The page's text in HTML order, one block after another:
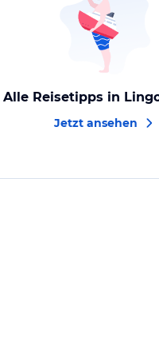
Alle Reisetipps in
Jetzt ansehen